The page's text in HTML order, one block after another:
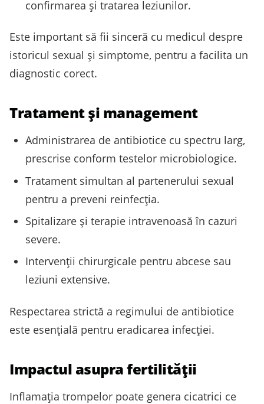
confirmarea și tratarea leziunilor.
Este important să fii sinceră cu medicul despre
istoricul sexual și simptome, pentru a facilita un
diagnostic corect.
Tratament și management
Administrarea de antibiotice cu spectru larg,
prescrise conform testelor microbiologice.
Tratament simultan al partenerului sexual
pentru a preveni reinfecția.
Spitalizare și terapie intravenoasă în cazuri
severe.
Intervenții chirurgicale pentru abcese sau
leziuni extensive.
Respectarea strictă a regimului de antibiotice
este esențială pentru eradicarea infecției.
Impactul asupra fertilității
Inflamația trompelor poate genera cicatrici ce